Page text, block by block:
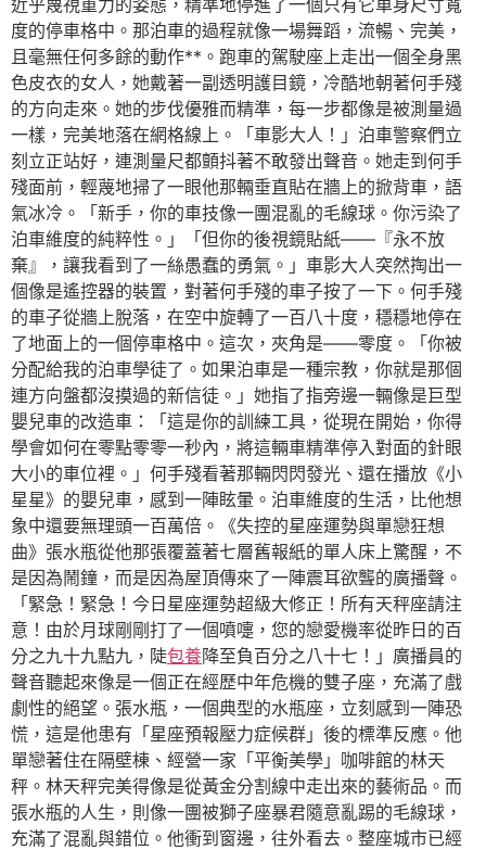
度的停車格中。那泊車的過程就像一場舞蹈，流暢、完美，
且毫無任何多餘的動作**。跑車的駕駛座上走出一個全身黑
色皮衣的女人，她戴著一副透明護目鏡，冷酷地朝著何手殘
的方向走來。她的步伐優雅而精準，每一步都像是被測量過
一樣，完美地落在網格線上。「車影大人！」泊車警察們立
刻立正站好，連測量尺都顫抖著不敢發出聲音。她走到何手
殘面前，輕蔑地掃了一眼他那輛垂直貼在牆上的掀背車，語
氣冰冷。「新手，你的車技像一團混亂的毛線球。你污染了
泊車維度的純粹性。」「但你的後視鏡貼紙——『永不放
棄』，讓我看到了一絲愚蠢的勇氣。」車影大人突然掏出一
個像是遙控器的裝置，對著何手殘的車子按了一下。何手殘
的車子從牆上脫落，在空中旋轉了一百八十度，穩穩地停在
了地面上的一個停車格中。這次，夾角是——零度。「你被
分配給我的泊車學徒了。如果泊車是一種宗教，你就是那個
連方向盤都沒摸過的新信徒。」她指了指旁邊一輛像是巨型
嬰兒車的改造車：「這是你的訓練工具，從現在開始，你得
學會如何在零點零零一秒內，將這輛車精準停入對面的針眼
大小的車位裡。」何手殘看著那輛閃閃發光、還在播放《小
星星》的嬰兒車，感到一陣眩暈。泊車維度的生活，比他想
象中還要無理頭一百萬倍。《失控的星座運勢與單戀狂想
曲》張水瓶從他那張覆蓋著七層舊報紙的單人床上驚醒，不
是因為鬧鐘，而是因為屋頂傳來了一陣震耳欲聾的廣播聲。
「緊急！緊急！今日星座運勢超級大修正！所有天秤座請注
意！由於月球剛剛打了一個噴嚏，您的戀愛機率從昨日的百
分之九十九點九，陡包養降至負百分之八十七！」廣播員的
聲音聽起來像是一個正在經歷中年危機的雙子座，充滿了戲
劇性的絕望。張水瓶，一個典型的水瓶座，立刻感到一陣恐
慌，這是他患有「星座預報壓力症候群」後的標準反應。他
單戀著住在隔壁棟、經營一家「平衡美學」咖啡館的林天
秤。林天秤完美得像是從黃金分割線中走出來的藝術品。而
張水瓶的人生，則像一團被獅子座暴君隨意亂踢的毛線球，
充滿了混亂與錯位。他衝到窗邊，往外看去。整座城市已經